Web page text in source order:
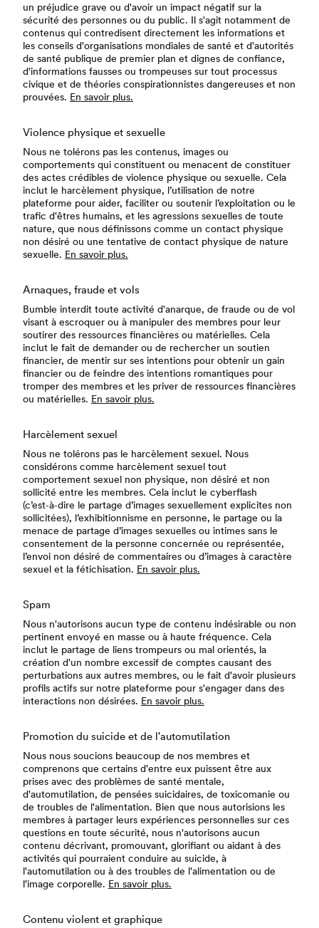
un préjudice grave ou d'avoir un impact négatif sur la
sécurité des personnes ou du public. Il s'agit notamment de
contenus qui contredisent directement les informations et
les conseils d'organisations mondiales de santé et d'autorités
de santé publique de premier plan et dignes de confiance,
d'informations fausses ou trompeuses sur tout processus
civique et de théories conspirationnistes dangereuses et non
prouvées. En savoir plus.
Violence physique et sexuelle
Nous ne tolérons pas les contenus, images ou
comportements qui constituent ou menacent de constituer
des actes crédibles de violence physique ou sexuelle. Cela
inclut le harcèlement physique, l’utilisation de notre
plateforme pour aider, faciliter ou soutenir l’exploitation ou le
trafic d'êtres humains, et les agressions sexuelles de toute
nature, que nous définissons comme un contact physique
non désiré ou une tentative de contact physique de nature
sexuelle. En savoir plus.
Arnaques, fraude et vols
Bumble interdit toute activité d'anarque, de fraude ou de vol
visant à escroquer ou à manipuler des membres pour leur
soutirer des ressources financières ou matérielles. Cela
inclut le fait de demander ou de rechercher un soutien
financier, de mentir sur ses intentions pour obtenir un gain
financier ou de feindre des intentions romantiques pour
tromper des membres et les priver de ressources financières
ou matérielles. En savoir plus.
Harcèlement sexuel
Nous ne tolérons pas le harcèlement sexuel. Nous
considérons comme harcèlement sexuel tout
comportement sexuel non physique, non désiré et non
sollicité entre les membres. Cela inclut le cyberflash
(c’est‑à‑dire le partage d’images sexuellement explicites non
sollicitées), l’exhibitionnisme en personne, le partage ou la
menace de partage d’images sexuelles ou intimes sans le
consentement de la personne concernée ou représentée,
l’envoi non désiré de commentaires ou d’images à caractère
sexuel et la fétichisation. En savoir plus.
Spam
Nous n'autorisons aucun type de contenu indésirable ou non
pertinent envoyé en masse ou à haute fréquence. Cela
inclut le partage de liens trompeurs ou mal orientés, la
création d'un nombre excessif de comptes causant des
perturbations aux autres membres, ou le fait d'avoir plusieurs
profils actifs sur notre plateforme pour s'engager dans des
interactions non désirées. En savoir plus.
Promotion du suicide et de l'automutilation
Nous nous soucions beaucoup de nos membres et
comprenons que certains d'entre eux puissent être aux
prises avec des problèmes de santé mentale,
d'automutilation, de pensées suicidaires, de toxicomanie ou
de troubles de l'alimentation. Bien que nous autorisions les
membres à partager leurs expériences personnelles sur ces
questions en toute sécurité, nous n'autorisons aucun
contenu décrivant, promouvant, glorifiant ou aidant à des
activités qui pourraient conduire au suicide, à
l'automutilation ou à des troubles de l'alimentation ou de
l'image corporelle. En savoir plus.
Contenu violent et graphique